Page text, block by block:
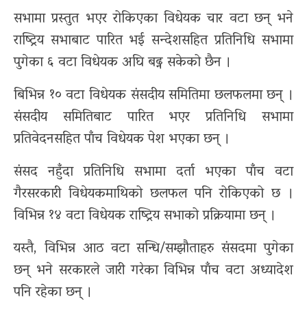
सम्पादकीय
शिक्षा
स्वास्थ्य
साहित्य
भिडियो
ग्यालरी
सभामा प्रस्तुत भएर रोकिएका विधेयक चार वटा छन् भने
राष्ट्रिय सभाबाट पारित भई सन्देशसहित प्रतिनिधि सभामा
पुगेका ६ वटा विधेयक अघि बढ्न सकेको छैन ।
बिभिन्न १० वटा विधेयक संसदीय समितिमा छलफलमा छन् ।
संसदीय समितिबाट पारित भएर प्रतिनिधि सभामा
प्रतिवेदनसहित पाँच विधेयक पेश भएका छन् ।
संसद नहुँदा प्रतिनिधि सभामा दर्ता भएका पाँच वटा
गैरसरकारी विधेयकमाथिको छलफल पनि रोकिएको छ ।
विभिन्न १४ वटा विधेयक राष्ट्रिय सभाको प्रक्रियामा छन् ।
यस्तै, विभिन्न आठ वटा सन्धि/सम्झौताहरु संसदमा पुगेका
छन् भने सरकारले जारी गरेका विभिन्न पाँच वटा अध्यादेश
पनि रहेका छन् ।